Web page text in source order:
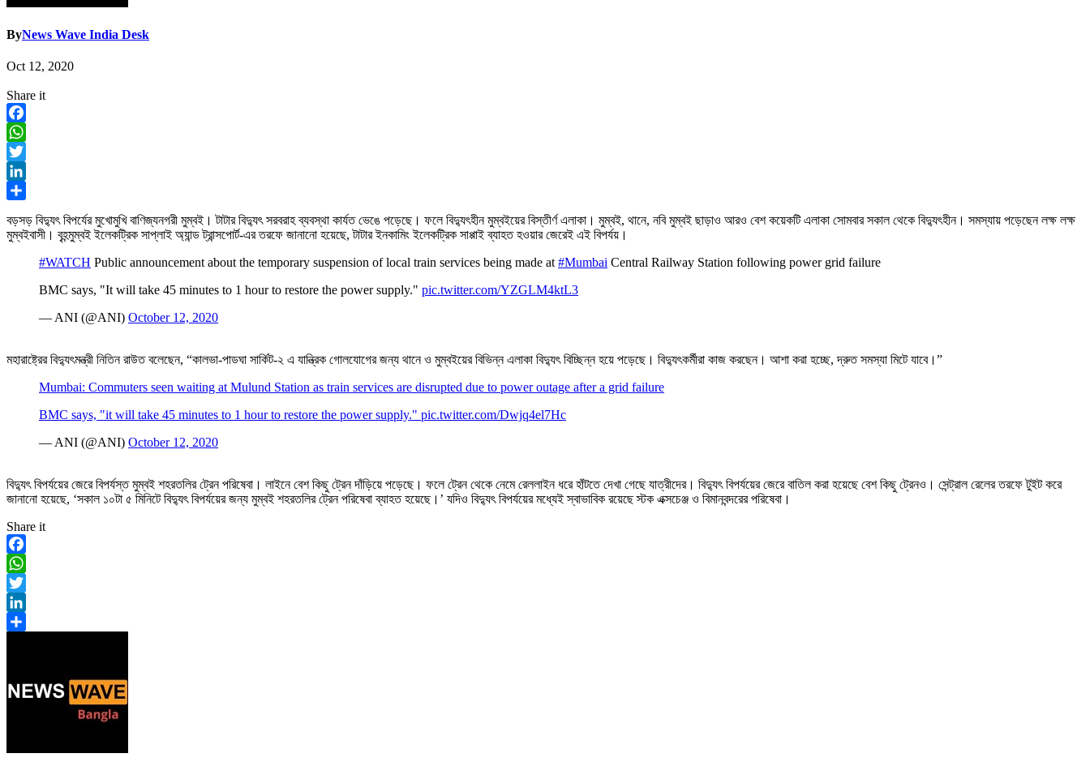
ByNews Wave India Desk
Oct 12, 2020
Share it
Facebook
WhatsApp
Twitter
LinkedIn
বড়সড় বিদ্যুৎ বিপর্যের মুখোমুখি বাণিজ্যনগরী মুম্বই। টাটার বিদ্যুৎ সরবরাহ ব্যবস্থা কার্যত ভেঙে পড়েছে। ফলে বিদ্যুৎহীন মুম্বইয়ের বিস্তীর্ণ এলাকা। মুম্বই, থানে, নবি মুম্বই ছাড়াও আরও বেশ কয়েকটি এলাকা সোমবার সকাল থেকে বিদ্যুৎহীন। সমস্যায় পড়েছেন লক্ষ লক্ষ
মুম্বইবাসী। বৃহন্মুম্বই ইলেকট্রিক সাপ্লাই অ্যান্ড ট্রান্সপোর্ট-এর তরফে জানানো হয়েছে, টাটার ইনকামিং ইলেকট্রিক সাপ্পাই ব্যাহত হওয়ার জেরেই এই বিপর্যয়।
#WATCH Public announcement about the temporary suspension of local train services being made at #Mumbai Central Railway Station following power grid failure
BMC says, "It will take 45 minutes to 1 hour to restore the power supply." pic.twitter.com/YZGLM4ktL3
— ANI (@ANI) October 12, 2020
মহারাষ্ট্রের বিদ্যুৎমন্ত্রী নিতিন রাউত বলেছেন, “কালভা-পাডঘা সার্কিট-২ এ যান্ত্রিক গোলযোগের জন্য থানে ও মুম্বইয়ের বিভিন্ন এলাকা বিদ্যুৎ বিচ্ছিন্ন হয়ে পড়েছে। বিদ্যুৎকর্মীরা কাজ করছেন। আশা করা হচ্ছে, দ্রুত সমস্যা মিটে যাবে।”
Mumbai: Commuters seen waiting at Mulund Station as train services are disrupted due to power outage after a grid failure
BMC says, "it will take 45 minutes to 1 hour to restore the power supply." pic.twitter.com/Dwjq4el7Hc
— ANI (@ANI) October 12, 2020
বিদ্যুৎ বিপর্যয়ের জেরে বিপর্যস্ত মুম্বই শহরতলির ট্রেন পরিষেবা। লাইনে বেশ কিছু ট্রেন দাঁড়িয়ে পড়েছে। ফলে ট্রেন থেকে নেমে রেললাইন ধরে হাঁটতে দেখা গেছে যাত্রীদের। বিদ্যুৎ বিপর্যয়ের জেরে বাতিল করা হয়েছে বেশ কিছু ট্রেনও। সেন্ট্রাল রেলের তরফে টুইট করে
জানানো হয়েছে, ‘সকাল ১০টা ৫ মিনিটে বিদ্যুৎ বিপর্যয়ের জন্য মুম্বই শহরতলির ট্রেন পরিষেবা ব্যাহত হয়েছে।’ যদিও বিদ্যুৎ বিপর্যয়ের মধ্যেই স্বাভাবিক রয়েছে স্টক এক্সচেঞ্জ ও বিমানবন্দরের পরিষেবা।
Share it
Facebook
WhatsApp
Twitter
LinkedIn